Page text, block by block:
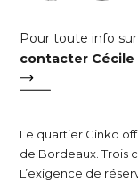
Pour toute info
contacter Cécile
Le quartier Ginko
de Bordeaux. Trois
L’exigence de